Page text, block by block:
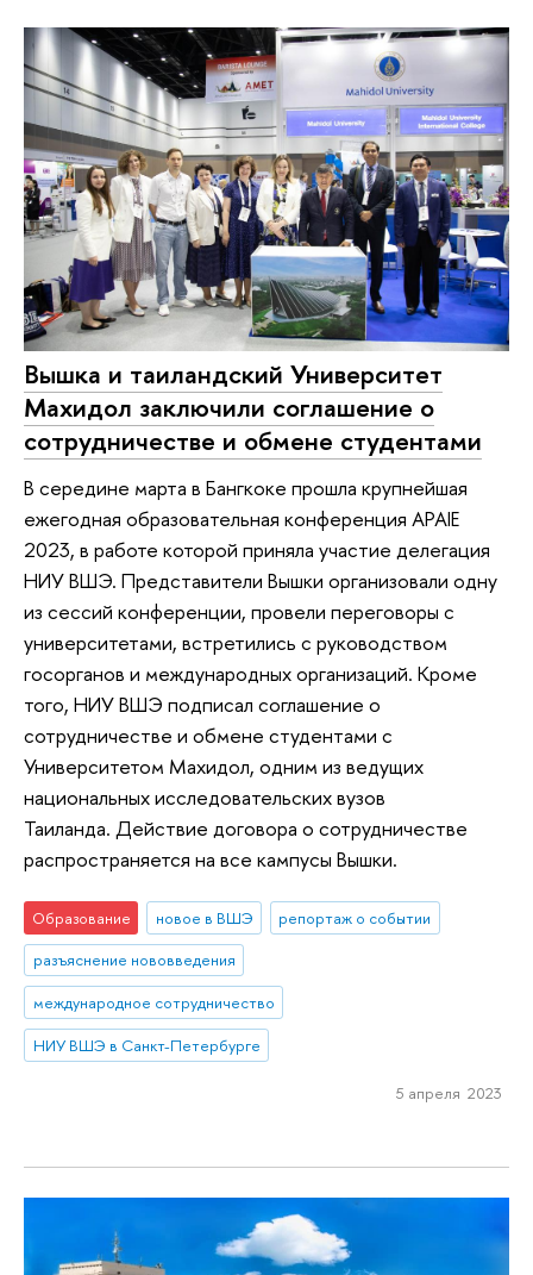
Вышка и таиландский Университет
Махидол заключили соглашение о
сотрудничестве и обмене студентами
В середине марта в Бангкоке прошла крупнейшая
ежегодная образовательная конференция APAIE
2023, в работе которой приняла участие делегация
НИУ ВШЭ. Представители Вышки организовали одну
из сессий конференции, провели переговоры с
университетами, встретились с руководством
госорганов и международных организаций. Кроме
того, НИУ ВШЭ подписал соглашение о
сотрудничестве и обмене студентами с
Университетом Махидол, одним из ведущих
национальных исследовательских вузов
Таиланда. Действие договора о сотрудничестве
распространяется на все кампусы Вышки.
Образование новое в ВШЭ
репортаж о событии
разъяснение нововведения
международное сотрудничество
НИУ ВШЭ в Санкт-Петербурге
5 апреля 2023